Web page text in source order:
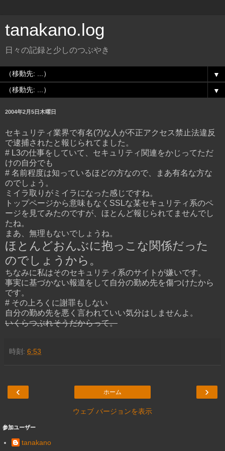
tanakano.log
日々の記録と少しのつぶやき
▼
▼
2004年2月5日木曜日
セキュリティ業界で有名(?)な人が不正アクセス禁止法違反
で逮捕されたと報じられてました。
# L3の仕事をしていて、セキュリティ関連をかじってただ
けの自分でも
# 名前程度は知っているほどの方なので、まあ有名な方な
のでしょう。
ミイラ取りがミイラになった感じですね。
トップページから意味もなくSSLな某セキュリティ系のペ
ージを見てみたのですが、ほとんど報じられてませんでし
たね。
まあ、無理もないでしょうね。
ほとんどおんぶに抱っこな関係だった
のでしょうから。
ちなみに私はそのセキュリティ系のサイトが嫌いです。
事実に基づかない報道をして自分の勤め先を傷つけたから
です。
# その上ろくに謝罪もしない
自分の勤め先を悪く言われていい気分はしませんよ。
いくらつぶれそうだからって。
時刻: 6:53
‹ ›
ホーム
ウェブ バージョンを表示
参加ユーザー
tanakano